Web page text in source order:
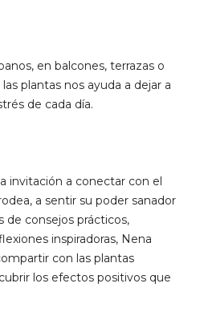
en balcones, terrazas o
plantas nos ayuda a dejar a
de cada día.
invitación a conectar con el
a sentir su poder sanador
de consejos prácticos,
inspiradoras, Nena
con las plantas
los efectos positivos que